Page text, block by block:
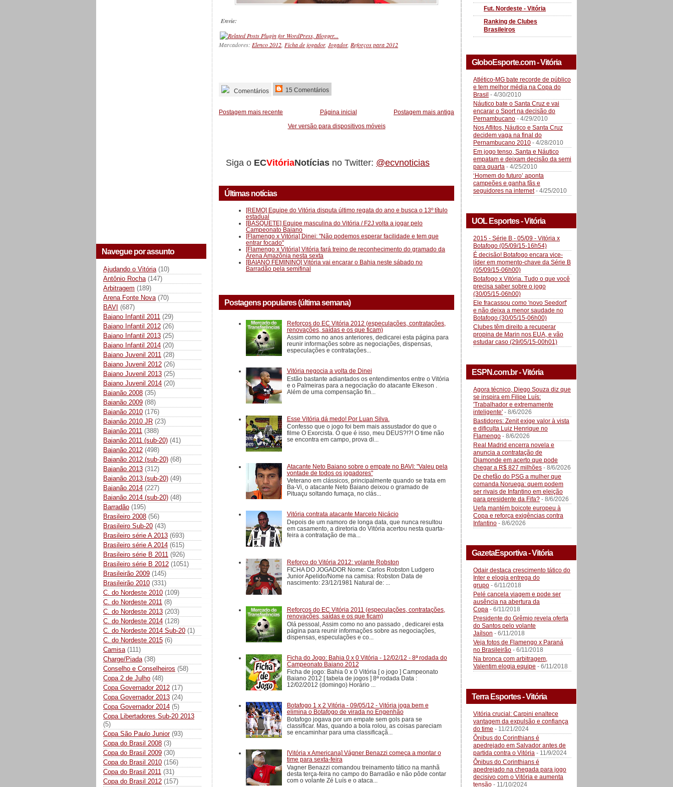
Navegue por assunto
Ajudando o Vitória (10)
Antônio Rocha (147)
Arbitragem (189)
Arena Fonte Nova (70)
BAVI (687)
Baiano Infantil 2011 (29)
Baiano Infantil 2012 (26)
Baiano Infantil 2013 (25)
Baiano Infantil 2014 (20)
Baiano Juvenil 2011 (28)
Baiano Juvenil 2012 (26)
Baiano Juvenil 2013 (25)
Baiano Juvenil 2014 (20)
Baianão 2008 (35)
Baianão 2009 (88)
Baianão 2010 (176)
Baianão 2010 JR (23)
Baianão 2011 (388)
Baianão 2011 (sub-20) (41)
Baianão 2012 (498)
Baianão 2012 (sub-20) (68)
Baianão 2013 (312)
Baianão 2013 (sub-20) (49)
Baianão 2014 (227)
Baianão 2014 (sub-20) (48)
Barradão (195)
Brasileiro 2008 (56)
Brasileiro Sub-20 (43)
Brasileiro série A 2013 (693)
Brasileiro série A 2014 (615)
Brasileiro série B 2011 (926)
Brasileiro série B 2012 (1051)
Brasileirão 2009 (145)
Brasileirão 2010 (331)
C. do Nordeste 2010 (109)
C. do Nordeste 2011 (8)
C. do Nordeste 2013 (203)
C. do Nordeste 2014 (128)
C. do Nordeste 2014 Sub-20 (1)
C. do Nordeste 2015 (6)
Camisa (111)
Charge/Piada (38)
Conselho e Conselheiros (58)
Copa 2 de Julho (48)
Copa Governador 2012 (17)
Copa Governador 2013 (24)
Copa Governador 2014 (5)
Copa Libertadores Sub-20 2013
(5)
Copa São Paulo Junior (93)
Copa do Brasil 2008 (3)
Copa do Brasil 2009 (30)
Copa do Brasil 2010 (156)
Copa do Brasil 2011 (31)
Copa do Brasil 2012 (157)
Envie:
Marcadores: Elenco 2012, Ficha de jogador, Jogador, Reforços para 2012
Comentários 15 Comentários
Postagem mais recente Postagem mais antiga
Página inicial
Ver versão para dispositivos móveis
Siga o ECVitóriaNotícias no Twitter: @ecvnoticias
Últimas notícias
[REMO] Equipe do Vitória disputa último regata do ano e busca o 13º título
estadual
[BASQUETE] Equipe masculina do Vitória / F2J volta a jogar pelo
Campeonato Baiano
[Flamengo x Vitória] Dinei: "Não podemos esperar facilidade e tem que
entrar focado"
[Flamengo x Vitória] Vitória fará treino de reconhecimento do gramado da
Arena Amazônia nesta sexta
[BAIANO FEMININO] Vitória vai encarar o Bahia neste sábado no
Barradão pela semifinal
Postagens populares (última semana)
Reforços do EC Vitória 2012 (especulações, contratações,
renovações, saídas e os que ficam)
Assim como no anos anteriores, dedicarei esta página para
reunir informações sobre as negociações, dispensas,
especulações e contratações...
Vitória negocia a volta de Dinei
Estão bastante adiantados os entendimentos entre o Vitória
e o Palmeiras para a negociação do atacante Elkeson .
Além de uma compensação fin...
Esse Vitória dá medo! Por Luan Silva.
Confesso que o jogo foi bem mais assustador do que o
filme O Exorcista. O que é isso, meu DEUS?!?! O time não
se encontra em campo, prova di...
Atacante Neto Baiano sobre o empate no BAVI: "Valeu pela
vontade de todos os jogadores"
Veterano em clássicos, principalmente quando se trata em
Ba-Vi, o atacante Neto Baiano deixou o gramado de
Pituaçu soltando fumaça, no clás...
Vitória contrata atacante Marcelo Nicácio
Depois de um namoro de longa data, que nunca resultou
em casamento, a diretoria do Vitória acertou nesta quarta-
feira a contratação de ma...
Reforço do Vitória 2012: volante Robston
FICHA DO JOGADOR Nome: Carlos Robston Ludgero
Junior Apelido/Nome na camisa: Robston Data de
nascimento: 23/12/1981 Natural de: ...
Reforços do EC Vitória 2011 (especulações, contratações,
renovações, saídas e os que ficam)
Olá pessoal, Assim como no ano passado , dedicarei esta
página para reunir informações sobre as negociações,
dispensas, especulações e co...
Ficha do Jogo: Bahia 0 x 0 Vitória - 12/02/12 - 8ª rodada do
Campeonato Baiano 2012
Ficha de jogo: Bahia 0 x 0 Vitória [ o jogo ] Campeonato
Baiano 2012 [ tabela de jogos ] 8ª rodada Data :
12/02/2012 (domingo) Horário ...
Botafogo 1 x 2 Vitória - 09/05/12 - Vitória joga bem e
elimina o Botafogo de virada no Engenhão
Botafogo jogava por um empate sem gols para se
classificar. Mas, quando a bola rolou, as coisas pareciam
se encaminhar para uma classificaçã...
[Vitória x Americana] Vágner Benazzi começa a montar o
time para sexta-feira
Vagner Benazzi comandou treinamento tático na manhã
desta terça-feira no campo do Barradão e não pôde contar
com o volante Zé Luís e o ataca...
Fut. Nordeste - Vitória
Ranking de Clubes
Brasileiros
GloboEsporte.com - Vitória
Atlético-MG bate recorde de público
e tem melhor média na Copa do
Brasil - 4/30/2010
Náutico bate o Santa Cruz e vai
encarar o Sport na decisão do
Pernambucano - 4/29/2010
Nos Aflitos, Náutico e Santa Cruz
decidem vaga na final do
Pernambucano 2010 - 4/28/2010
Em jogo tenso, Santa e Náutico
empatam e deixam decisão da semi
para quarta - 4/25/2010
‘Homem do futuro’ aponta
campeões e ganha fãs e
seguidores na internet- 4/25/2010
UOL Esportes - Vitória
2015 - Série B - 05/09 - Vitória x
Botafogo (05/09/15-16h54)
É decisão! Botafogo encara vice-
líder em momento-chave da Série B
(05/09/15-06h00)
Botafogo x Vitória. Tudo o que você
precisa saber sobre o jogo
(30/05/15-06h00)
Ele fracassou como 'novo Seedorf'
e não deixa a menor saudade no
Botafogo (30/05/15-06h00)
Clubes têm direito a recuperar
propina de Marin nos EUA, e vão
estudar caso (29/05/15-00h01)
ESPN.com.br - Vitória
Agora técnico, Diego Souza diz que
se inspira em Filipe Luís:
'Trabalhador e extremamente
inteligente' - 8/6/2026
Bastidores: Zenit exige valor à vista
e dificulta Luiz Henrique no
Flamengo - 8/6/2026
Real Madrid encerra novela e
anuncia a contratação de
Diamonde em acerto que pode
chegar a R$ 827 milhões - 8/6/2026
De chefão do PSG a mulher que
comanda Noruega: quem podem
ser rivais de Infantino em eleição
para presidente da Fifa? - 8/6/2026
Uefa mantém boicote europeu à
Copa e reforça exigências contra
Infantino - 8/6/2026
GazetaEsportiva - Vitória
Odair destaca crescimento tático do
Inter e elogia entrega do
grupo - 6/11/2018
Pelé cancela viagem e pode ser
ausência na abertura da
Copa - 6/11/2018
Presidente do Grêmio revela oferta
do Santos pelo volante
Jaílson - 6/11/2018
Veja fotos de Flamengo x Paraná
no Brasileirão - 6/11/2018
Na bronca com arbitragem,
Valentim elogia equipe - 6/11/2018
Terra Esportes - Vitória
Vitória crucial: Carpini enaltece
vantagem da expulsão e confiança
do time - 11/21/2024
Ônibus do Corinthians é
apedrejado em Salvador antes de
partida contra o Vitória - 11/9/2024
Ônibus do Corinthians é
apedrejado na chegada para jogo
decisivo com o Vitória e aumenta
tensão - 11/10/2024